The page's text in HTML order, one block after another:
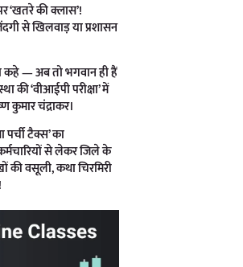
‘खतरे की क्लास’!
से खिलवाड़ या प्रशासन
कहे — अब तो भगवान ही हैं
की ‘वीआईपी परीक्षा’ में
चंद्राकर।
पर्ची टैक्स’ का
से लेकर जिले के
की वसूली, कथा चिरमिरी